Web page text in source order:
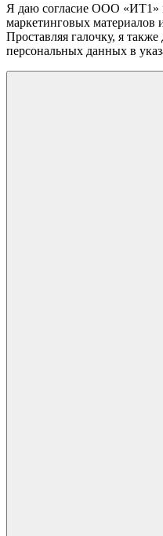
Я даю согласие ООО «ИТ1»
маркетинговых материалов
Проставляя галочку, я
персональных данных в